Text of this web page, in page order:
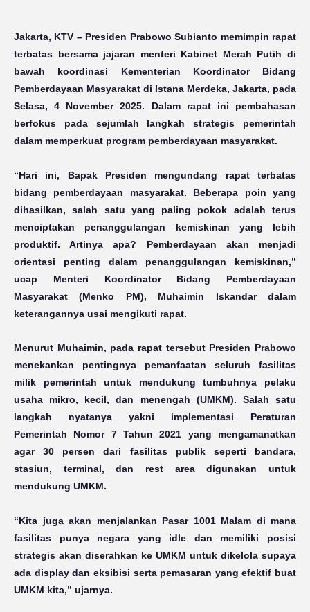
Jakarta, KTV – Presiden Prabowo Subianto memimpin rapat
terbatas bersama jajaran menteri Kabinet Merah Putih di
bawah koordinasi Kementerian Koordinator Bidang
Pemberdayaan Masyarakat di Istana Merdeka, Jakarta, pada
Selasa, 4 November 2025. Dalam rapat ini pembahasan
berfokus pada sejumlah langkah strategis pemerintah
dalam memperkuat program pemberdayaan masyarakat.
“Hari ini, Bapak Presiden mengundang rapat terbatas
bidang pemberdayaan masyarakat. Beberapa poin yang
dihasilkan, salah satu yang paling pokok adalah terus
menciptakan penanggulangan kemiskinan yang lebih
produktif. Artinya apa? Pemberdayaan akan menjadi
orientasi penting dalam penanggulangan kemiskinan,”
ucap Menteri Koordinator Bidang Pemberdayaan
Masyarakat (Menko PM), Muhaimin Iskandar dalam
keterangannya usai mengikuti rapat.
Menurut Muhaimin, pada rapat tersebut Presiden Prabowo
menekankan pentingnya pemanfaatan seluruh fasilitas
milik pemerintah untuk mendukung tumbuhnya pelaku
usaha mikro, kecil, dan menengah (UMKM). Salah satu
langkah nyatanya yakni implementasi Peraturan
Pemerintah Nomor 7 Tahun 2021 yang mengamanatkan
agar 30 persen dari fasilitas publik seperti bandara,
stasiun, terminal, dan rest area digunakan untuk
mendukung UMKM.
“Kita juga akan menjalankan Pasar 1001 Malam di mana
fasilitas punya negara yang idle dan memiliki posisi
strategis akan diserahkan ke UMKM untuk dikelola supaya
ada display dan eksibisi serta pemasaran yang efektif buat
UMKM kita,” ujarnya.